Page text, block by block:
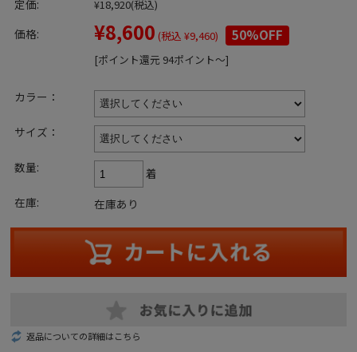
定価: ¥18,920(税込)
価格: ¥8,600 (税込 ¥9,460) 50%OFF
[ポイント還元 94ポイント～]
カラー：
サイズ：
数量:
着
在庫:
在庫あり
返品についての詳細はこちら